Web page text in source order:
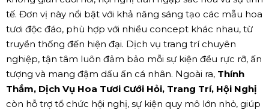
tế. Đơn vị này nổi bật với khả năng sáng tạo các mẫu hoa
tươi độc đáo, phù hợp với nhiều concept khác nhau, từ
truyền thống đến hiện đại. Dịch vụ trang trí chuyên
nghiệp, tận tâm luôn đảm bảo mỗi sự kiện đều rực rỡ, ấn
tượng và mang đậm dấu ấn cá nhân. Ngoài ra, Thính
Thắm, Dịch Vụ Hoa Tươi Cưới Hỏi, Trang Trí, Hội Nghị
còn hỗ trợ tổ chức hội nghị, sự kiện quy mô lớn nhỏ, giúp